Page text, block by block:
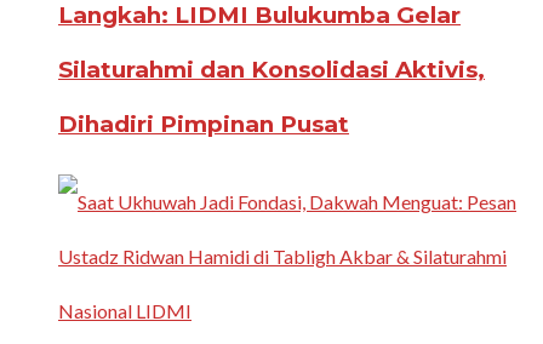
Langkah: LIDMI Bulukumba Gelar
Silaturahmi dan Konsolidasi Aktivis,
Dihadiri Pimpinan Pusat